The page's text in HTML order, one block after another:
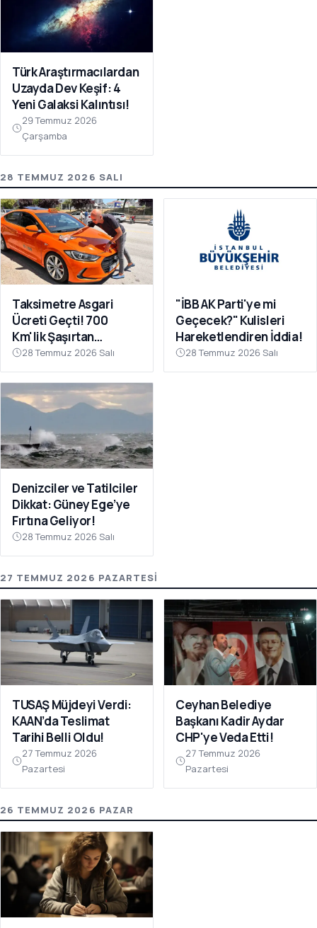
Türk Araştırmacılardan
Uzayda Dev Keşif: 4
Yeni Galaksi Kalıntısı!
29 Temmuz 2026
Çarşamba
28 TEMMUZ 2026 SALI
Taksimetre Asgari
Ücreti Geçti! 700
Km'lik Şaşırtan
Yolculuk
28 Temmuz 2026 Salı
"İBB AK Parti'ye mi
Geçecek?" Kulisleri
Hareketlendiren İddia!
28 Temmuz 2026 Salı
Denizciler ve Tatilciler
Dikkat: Güney Ege’ye
Fırtına Geliyor!
28 Temmuz 2026 Salı
27 TEMMUZ 2026 PAZARTESI
TUSAŞ Müjdeyi Verdi:
KAAN’da Teslimat
Tarihi Belli Oldu!
27 Temmuz 2026
Pazartesi
Ceyhan Belediye
Başkanı Kadir Aydar
CHP'ye Veda Etti!
27 Temmuz 2026
Pazartesi
26 TEMMUZ 2026 PAZAR